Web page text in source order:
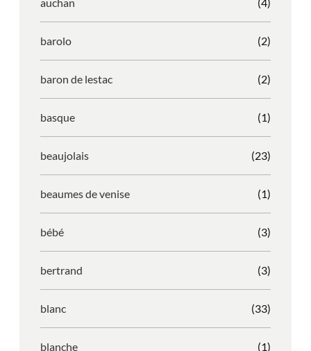
barolo (2)
baron de lestac (2)
basque (1)
beaujolais (23)
beaumes de venise (1)
bébé (3)
bertrand (3)
blanc (33)
blanche (1)